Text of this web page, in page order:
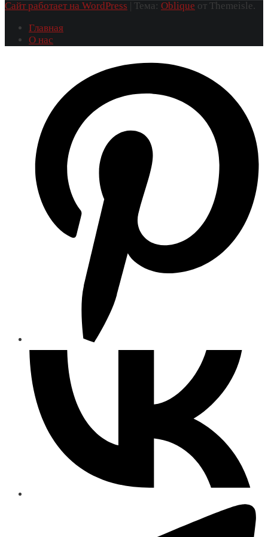
Сайт работает на WordPress | Тема: Oblique от Themeisle.
Главная
О нас